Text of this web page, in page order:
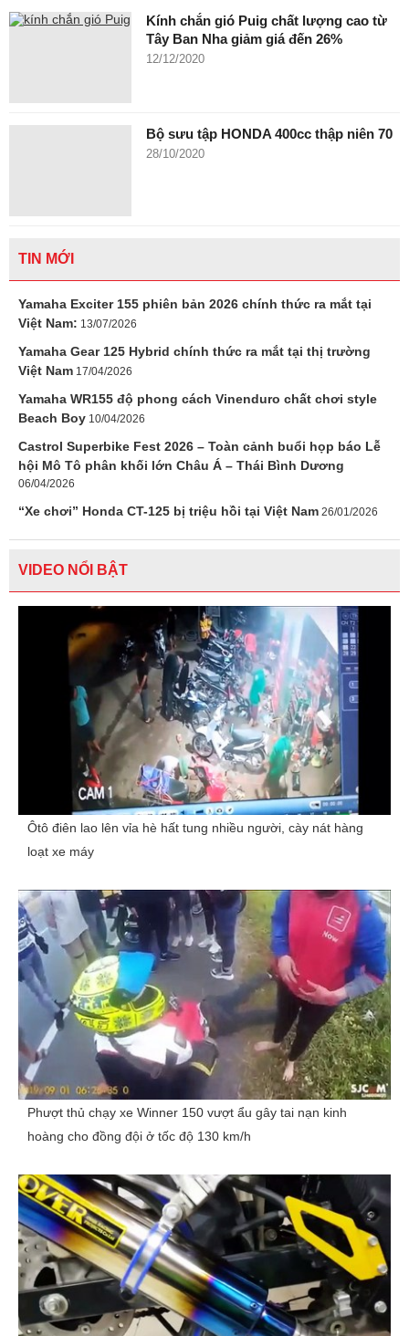
Kính chắn gió Puig chất lượng cao từ
Tây Ban Nha giảm giá đến 26%
12/12/2020
Bộ sưu tập HONDA 400cc thập niên 70
28/10/2020
TIN MỚI
Yamaha Exciter 155 phiên bản 2026 chính thức ra mắt tại
Việt Nam: 13/07/2026
Yamaha Gear 125 Hybrid chính thức ra mắt tại thị trường
Việt Nam 17/04/2026
Yamaha WR155 độ phong cách Vinenduro chất chơi style
Beach Boy 10/04/2026
Castrol Superbike Fest 2026 – Toàn cảnh buổi họp báo Lễ
hội Mô Tô phân khối lớn Châu Á – Thái Bình Dương
06/04/2026
“Xe chơi” Honda CT-125 bị triệu hồi tại Việt Nam 26/01/2026
VIDEO NỔI BẬT
Ôtô điên lao lên vỉa hè hất tung nhiều người, cày nát hàng
loạt xe máy
Phượt thủ chạy xe Winner 150 vượt ẩu gây tai nạn kinh
hoàng cho đồng đội ở tốc độ 130 km/h